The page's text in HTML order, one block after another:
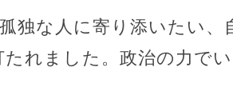
独な人に寄り添いたい、
れました。政治の力で